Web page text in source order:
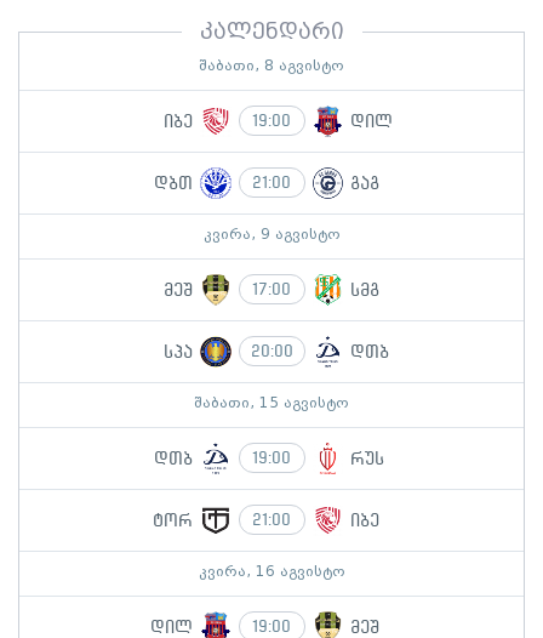
კალენდარი
შაბათი, 8 აგვისტო
იბე 19:00 დილ
დბთ 21:00 გაგ
კვირა, 9 აგვისტო
მეშ 17:00 სმგ
სპა 20:00 დთბ
შაბათი, 15 აგვისტო
დთბ 19:00 რუს
ტორ 21:00 იბე
კვირა, 16 აგვისტო
დილ 19:00 მეშ